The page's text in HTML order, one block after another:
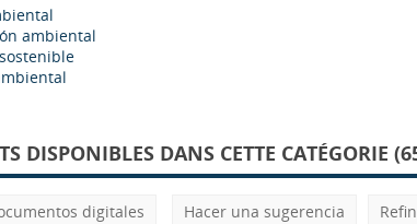
ambiental
DISPONIBLES DANS CETTE CATÉGORIE
digitales Hacer una sugerencia